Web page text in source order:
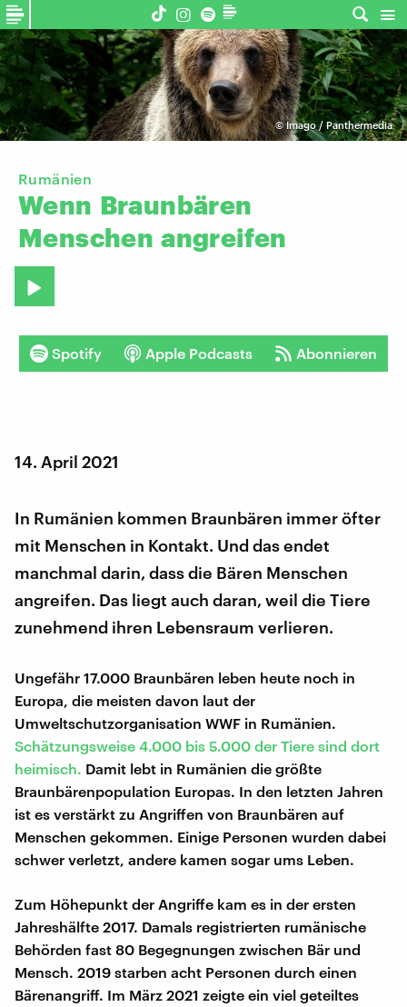
©Imago / Panthermedia
Rumänien
Wenn Braunbären
Menschen angreifen
Spotify Apple Podcasts Abonnieren
14. April 2021
In Rumänien kommen Braunbären immer öfter
mit Menschen in Kontakt. Und das endet
manchmal darin, dass die Bären Menschen
angreifen. Das liegt auch daran, weil die Tiere
zunehmend ihren Lebensraum verlieren.
Ungefähr 17.000 Braunbären leben heute noch in
Europa, die meisten davon laut der
Umweltschutzorganisation WWF in Rumänien.
Schätzungsweise 4.000 bis 5.000 der Tiere sind dort
heimisch. Damit lebt in Rumänien die größte
Braunbärenpopulation Europas. In den letzten Jahren
ist es verstärkt zu Angriffen von Braunbären auf
Menschen gekommen. Einige Personen wurden dabei
schwer verletzt, andere kamen sogar ums Leben.
Zum Höhepunkt der Angriffe kam es in der ersten
Jahreshälfte 2017. Damals registrierten rumänische
Behörden fast 80 Begegnungen zwischen Bär und
Mensch. 2019 starben acht Personen durch einen
Bärenangriff. Im März 2021 zeigte ein viel geteiltes